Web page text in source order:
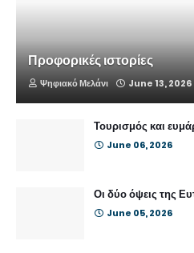
Προφορικές ιστορίες
Ψηφιακό Μελάνι June 13, 2026
Τουρισμός και
June 06, 2026
Οι δύο όψεις της
June 05, 2026